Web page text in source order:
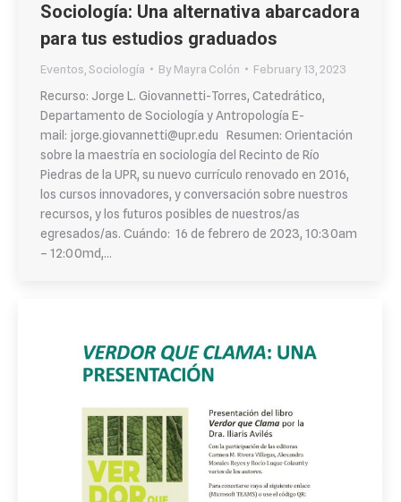
Sociología: Una alternativa abarcadora
para tus estudios graduados
Eventos Sociología ByMayra Colón
February 13, 2023
Recurso: Jorge L. Giovannetti-Torres, Catedrático,
Departamento de Sociología y Antropología E-
mail: jorge.giovannetti@upr.edu Resumen: Orientación
sobre la maestría en sociología del Recinto de Río
Piedras de la UPR, su nuevo currículo renovado en 2016,
los cursos innovadores, y conversación sobre nuestros
recursos, y los futuros posibles de nuestros/as
egresados/as. Cuándo: 16 de febrero de 2023, 10:30am
– 12:00md,…